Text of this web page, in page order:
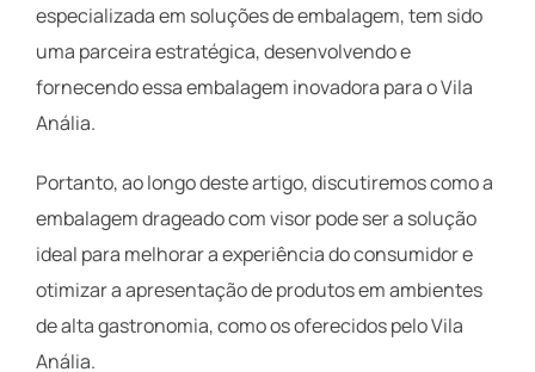
especializada em soluções de embalagem, tem sido
uma parceira estratégica, desenvolvendo e
fornecendo essa embalagem inovadora para o Vila
Anália.
Portanto, ao longo deste artigo, discutiremos como a
embalagem drageado com visor pode ser a solução
ideal para melhorar a experiência do consumidor e
otimizar a apresentação de produtos em ambientes
de alta gastronomia, como os oferecidos pelo Vila
Anália.